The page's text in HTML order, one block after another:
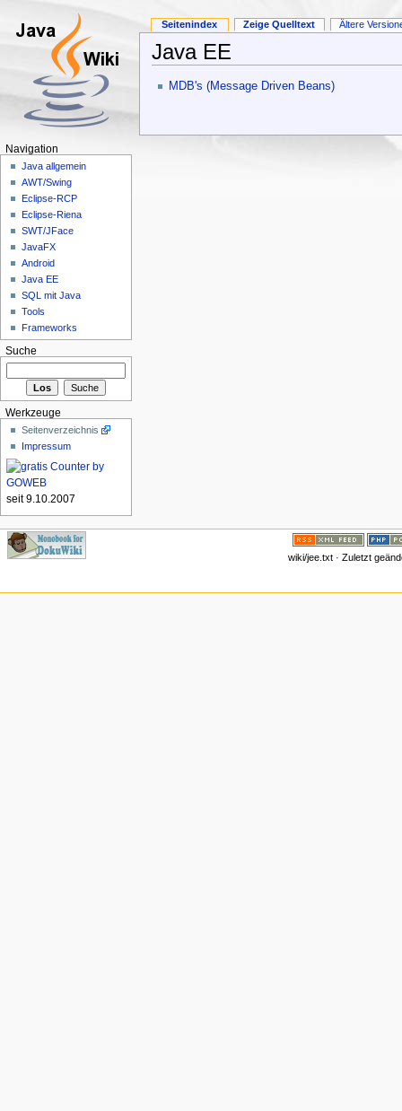
Java EE
MDB's (Message Driven Beans)
Seitenindex Zeige Quelltext Ältere
Navigation
Java allgemein
AWT/Swing
Eclipse-RCP
Eclipse-Riena
SWT/JFace
JavaFX
Android
Java EE
SQL mit Java
Tools
Frameworks
Suche
Werkzeuge
Seitenverzeichnis
Impressum
seit 9.10.2007
wiki/jee.txt · Zuletzt